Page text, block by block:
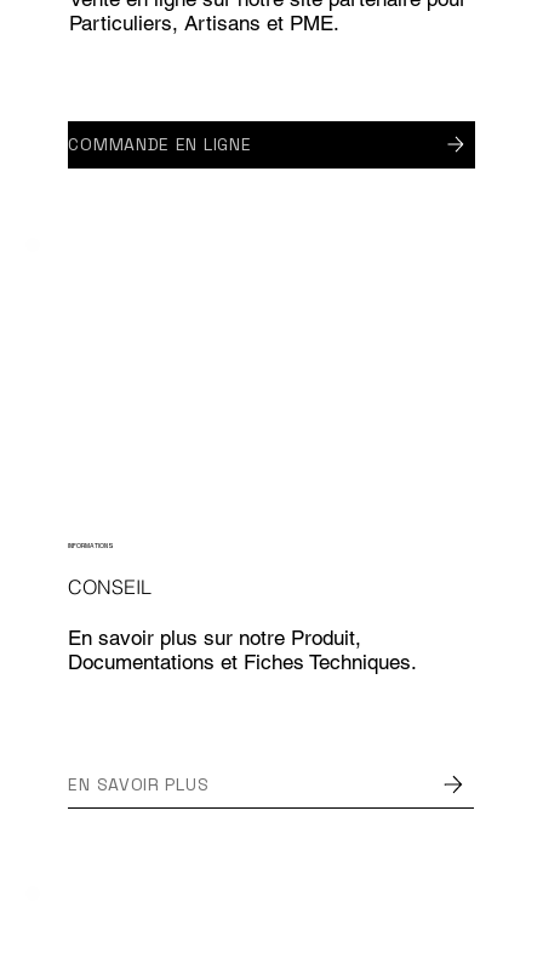
Particuliers, Artisans et PME.
COMMANDE EN LIGNE
CONSEIL
INFORMATIONS
En savoir plus sur notre Produit,
Documentations et Fiches Techniques.
EN SAVOIR PLUS